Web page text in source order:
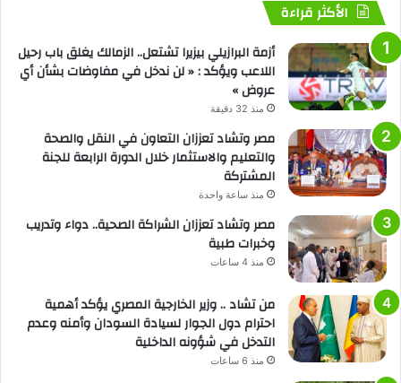
الأكثر قراءة
أزمة البرازيلي بيزيرا تشتعل.. الزمالك يغلق باب رحيل
اللاعب ويؤكد : « لن ندخل في مفاوضات بشأن أي
عروض »
منذ 32 دقيقة
مصر وتشاد تعززان التعاون في النقل والصحة
والتعليم والاستثمار خلال الدورة الرابعة للجنة
المشتركة
منذ ساعة واحدة
مصر وتشاد تعززان الشراكة الصحية.. دواء وتدريب
وخبرات طبية
منذ 4 ساعات
من تشاد .. وزير الخارجية المصري يؤكد أهمية
احترام دول الجوار لسيادة السودان وأمنه وعدم
التدخل في شؤونه الداخلية
منذ 6 ساعات